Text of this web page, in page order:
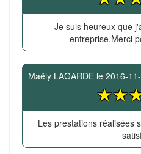
Je suis heureux que
entreprise.Merci
Maëly LAGARDE le 2016-
Les prestations réalisées